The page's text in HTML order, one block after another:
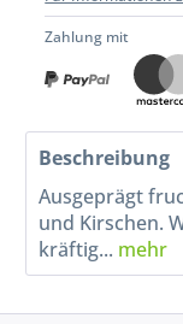
Zahlung mit
Beschreibung
Ausgeprägt
und Kirschen.
kräftig... mehr